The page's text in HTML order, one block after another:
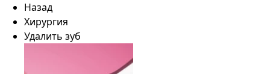
Назад
Хирургия
Удалить зуб